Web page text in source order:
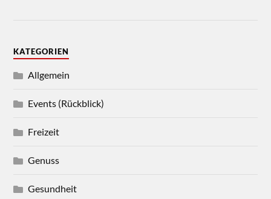
KATEGORIEN
Allgemein
Events (Rückblick)
Freizeit
Genuss
Gesundheit